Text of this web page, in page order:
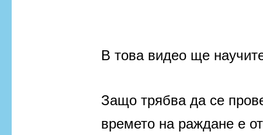
В това видео ще
Защо трябва да се
времето на раждане е